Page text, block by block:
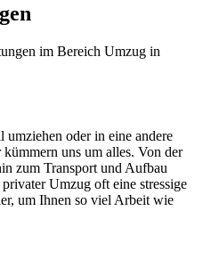
im Bereich Umzug in
oder in eine andere
uns um alles. Von der
zum Transport und Aufbau
Umzug oft eine stressige
um Ihnen so viel Arbeit wie